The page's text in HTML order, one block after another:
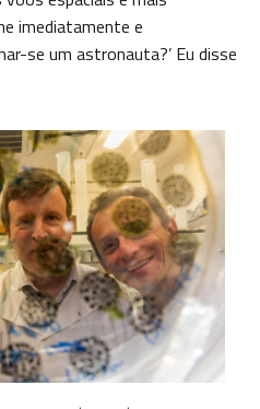
imediatamente e
se um astronauta?’ Eu disse